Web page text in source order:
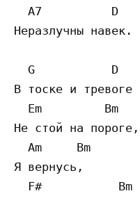
  A7          D
Неразлучны навек.
  G           D
В тоске и тревоге
  Em         Bm
Не стой на пороге,
  Am     Bm
Я вернусь,
  F#           Bm